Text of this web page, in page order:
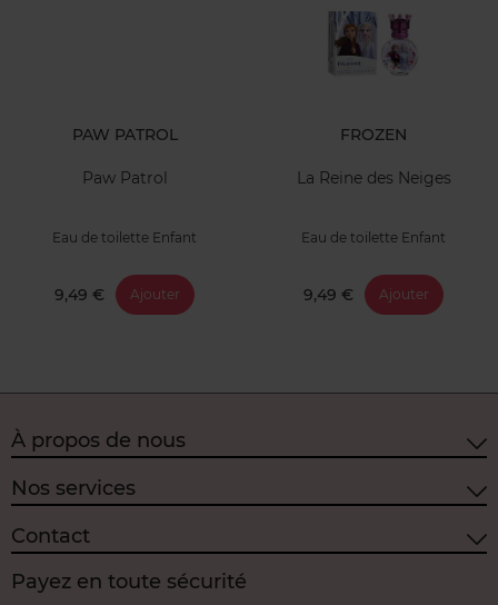
PAW PATROL
Paw Patrol
Eau de toilette Enfant
9,49 € Ajouter
FROZEN
La Reine des Neiges
Eau de toilette Enfant
9,49 € Ajouter
À propos de nous
Nos services
Contact
Payez en toute sécurité